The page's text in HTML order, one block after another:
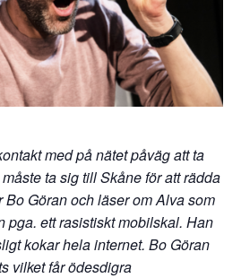
med på nätet påväg att ta
ta sig till Skåne för att rädda
Göran och läser om Alva som
pga. ett rasistiskt mobilskal. Han
kokar hela internet. Bo Göran
vilket får ödesdigra